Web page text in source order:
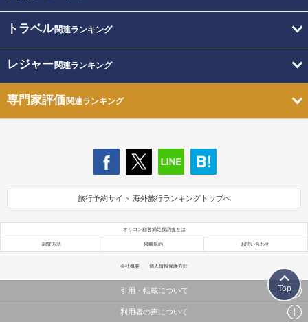
トラベル関連ランキング
レジャー関連ランキング
専門家評価関連ランキング
旅行予約サイト 海外旅行ランキングトップへ
オリコン顧客満足度調査とは
調査方法 掲載規約 お問い合わせ
会社概要 個人情報保護方針
引用・転載について
当サイトで公開されている情報（文字、写真、イラスト、画像データ等）及びこれらの配置・
利用者の声について
Top